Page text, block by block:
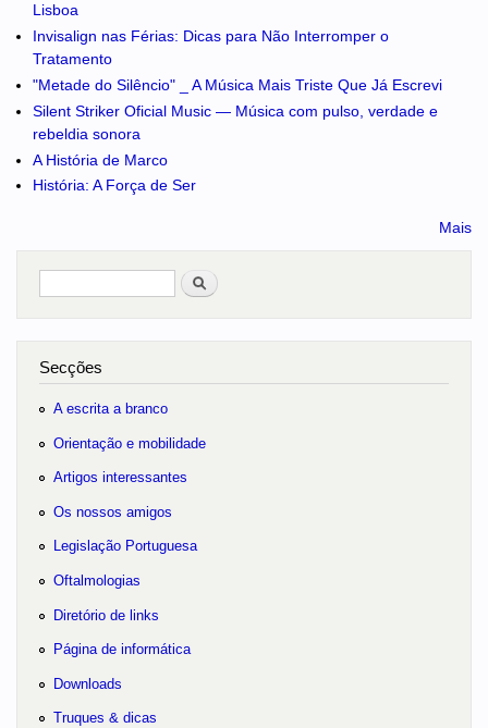
Lisboa
Invisalign nas Férias: Dicas para Não Interromper o
Tratamento
"Metade do Silêncio" _ A Música Mais Triste Que Já Escrevi
Silent Striker Oficial Music — Música com pulso, verdade e
rebeldia sonora
A História de Marco
História: A Força de Ser
Mais
Pesquisar
Secções
A escrita a branco
Orientação e mobilidade
Artigos interessantes
Os nossos amigos
Legislação Portuguesa
Oftalmologias
Diretório de links
Página de informática
Downloads
Truques & dicas